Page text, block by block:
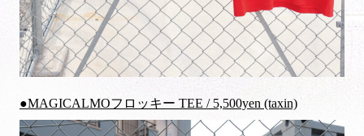
●MAGICALMOフロッキー TEE / 5,500yen (taxin)